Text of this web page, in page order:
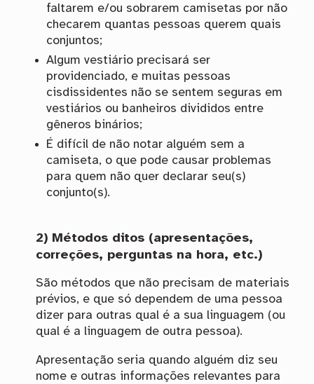
faltarem e/ou sobrarem camisetas por não
checarem quantas pessoas querem quais
conjuntos;
Algum vestiário precisará ser
providenciado, e muitas pessoas
cisdissidentes não se sentem seguras em
vestiários ou banheiros divididos entre
gêneros binários;
É difícil de não notar alguém sem a
camiseta, o que pode causar problemas
para quem não quer declarar seu(s)
conjunto(s).
2) Métodos ditos (apresentações,
correções, perguntas na hora, etc.)
São métodos que não precisam de materiais
prévios, e que só dependem de uma pessoa
dizer para outras qual é a sua linguagem (ou
qual é a linguagem de outra pessoa).
Apresentação seria quando alguém diz seu
nome e outras informações relevantes para